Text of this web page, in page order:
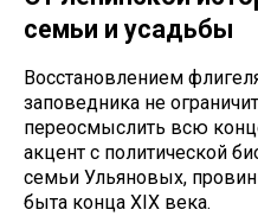
семьи и усадьбы
Восстановлением
заповедника не
переосмыслить всю
акцент с политической
семьи Ульяновых,
быта конца XIX века.